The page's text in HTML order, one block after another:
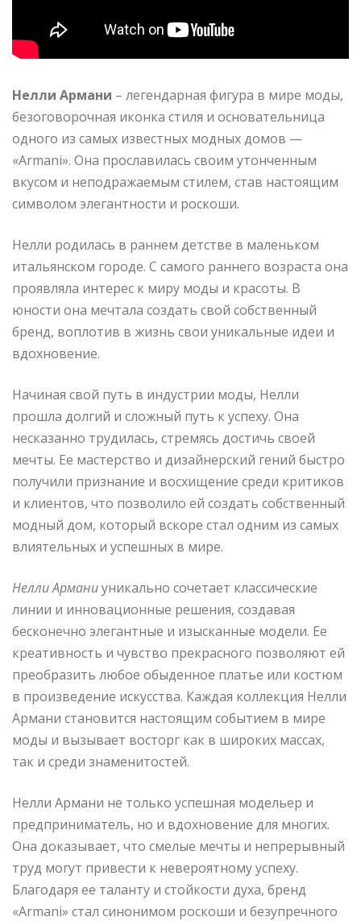
Нелли Армани – легендарная фигура в мире моды,
безоговорочная иконка стиля и основательница
одного из самых известных модных домов —
«Armani». Она прославилась своим утонченным
вкусом и неподражаемым стилем, став настоящим
символом элегантности и роскоши.
Нелли родилась в раннем детстве в маленьком
итальянском городе. С самого раннего возраста она
проявляла интерес к миру моды и красоты. В
юности она мечтала создать свой собственный
бренд, воплотив в жизнь свои уникальные идеи и
вдохновение.
Начиная свой путь в индустрии моды, Нелли
прошла долгий и сложный путь к успеху. Она
несказанно трудилась, стремясь достичь своей
мечты. Ее мастерство и дизайнерский гений быстро
получили признание и восхищение среди критиков
и клиентов, что позволило ей создать собственный
модный дом, который вскоре стал одним из самых
влиятельных и успешных в мире.
Нелли Арманиуникально сочетает классические
линии и инновационные решения, создавая
бесконечно элегантные и изысканные модели. Ее
креативность и чувство прекрасного позволяют ей
преобразить любое обыденное платье или костюм
в произведение искусства. Каждая коллекция Нелли
Армани становится настоящим событием в мире
моды и вызывает восторг как в широких массах,
так и среди знаменитостей.
Нелли Армани не только успешная модельер и
предприниматель, но и вдохновение для многих.
Она доказывает, что смелые мечты и непрерывный
труд могут привести к невероятному успеху.
Благодаря ее таланту и стойкости духа, бренд
«Armani» стал синонимом роскоши и безупречного